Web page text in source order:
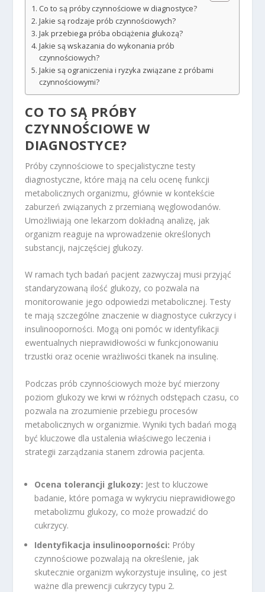
Co to są próby czynnościowe w diagnostyce?
Jakie są rodzaje prób czynnościowych?
Jak przebiega próba obciążenia glukozą?
Jakie są wskazania do wykonania prób
czynnościowych?
Jakie są ograniczenia i ryzyka związane z próbami
czynnościowymi?
CO TO SĄ PRÓBY
CZYNNOŚCIOWE W
DIAGNOSTYCE?
Próby czynnościowe to specjalistyczne testy
diagnostyczne, które mają na celu ocenę funkcji
metabolicznych organizmu, głównie w kontekście
zaburzeń związanych z przemianą węglowodanów.
Umożliwiają one lekarzom dokładną analizę, jak
organizm reaguje na wprowadzenie określonych
substancji, najczęściej glukozy.
W ramach tych badań pacjent zazwyczaj musi przyjąć
standaryzowaną ilość glukozy, co pozwala na
monitorowanie jego odpowiedzi metabolicznej. Testy
te mają szczególne znaczenie w diagnostyce cukrzycy i
insulinooporności. Mogą oni pomóc w identyfikacji
ewentualnych nieprawidłowości w funkcjonowaniu
trzustki oraz ocenie wrażliwości tkanek na insulinę.
Podczas prób czynnościowych może być mierzony
poziom glukozy we krwi w różnych odstępach czasu, co
pozwala na zrozumienie przebiegu procesów
metabolicznych w organizmie. Wyniki tych badań mogą
być kluczowe dla ustalenia właściwego leczenia i
strategii zarządzania stanem zdrowia pacjenta.
Ocena tolerancji glukozy: Jest to kluczowe
badanie, które pomaga w wykryciu nieprawidłowego
metabolizmu glukozy, co może prowadzić do
cukrzycy.
Identyfikacja insulinooporności: Próby
czynnościowe pozwalają na określenie, jak
skutecznie organizm wykorzystuje insulinę, co jest
ważne dla prewencji cukrzycy typu 2.